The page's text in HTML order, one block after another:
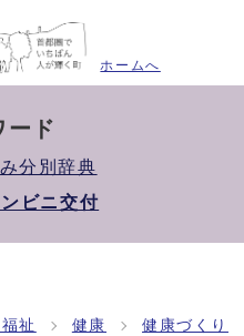
ホームへ
ード
分別辞典
ビニ交付
祉 健康 健康づくり